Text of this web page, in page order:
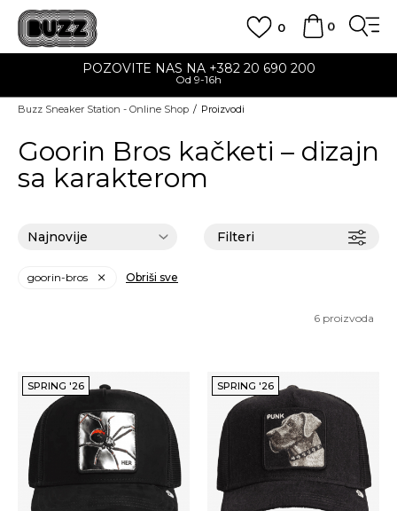
0
0
POZOVITE NAS NA +382 20 690 200
Od 9-16h
Buzz Sneaker Station - Online Shop Proizvodi
Goorin Bros kačketi – dizajn
sa karakterom
Filteri
goorin-bros Obriši sve
6 proizvoda
SPRING '26 SPRING '26